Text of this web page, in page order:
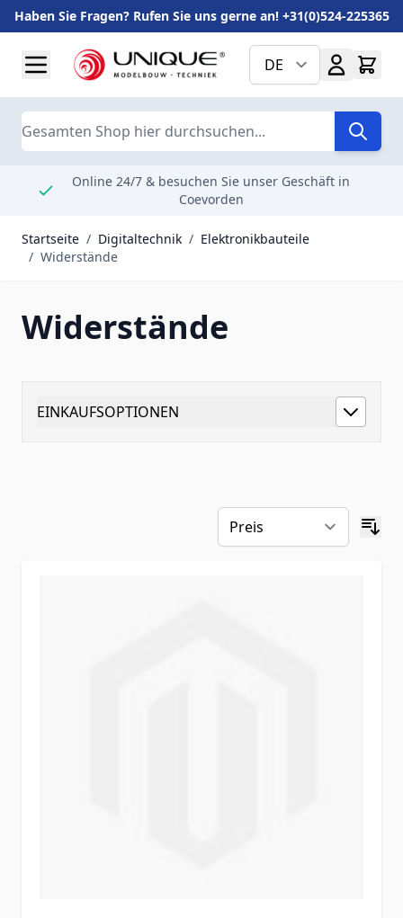
Haben Sie Fragen? Rufen Sie uns gerne an! +31(0)524-225365
DE
Suche
Online 24/7 & besuchen Sie unser Geschäft in
Coevorden
Startseite / Digitaltechnik / Elektronikbauteile
/ Widerstände
Widerstände
EINKAUFSOPTIONEN